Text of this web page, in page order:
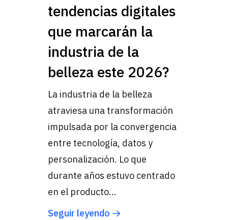
tendencias digitales
que marcarán la
industria de la
belleza este 2026?
La industria de la belleza
atraviesa una transformación
impulsada por la convergencia
entre tecnología, datos y
personalización. Lo que
durante años estuvo centrado
en el producto…
Seguir leyendo